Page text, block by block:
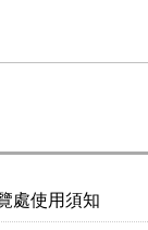
處使用須知